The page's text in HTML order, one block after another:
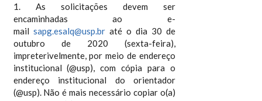
1. As solicitações devem ser
encaminhadas ao e-
mail sapg.esalq@usp.braté o dia 30 de
outubro de 2020 (sexta-feira),
impreterivelmente, por meio de endereço
institucional (@usp), com cópia para o
endereço institucional do orientador
(@usp). Não é mais necessário copiar o(a)